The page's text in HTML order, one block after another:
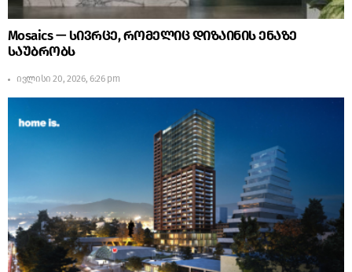
Mosaics — სივრცე, რომელიც დიზაინის ენაზე
საუბრობს
ივლისი 20, 2026, 6:26 pm